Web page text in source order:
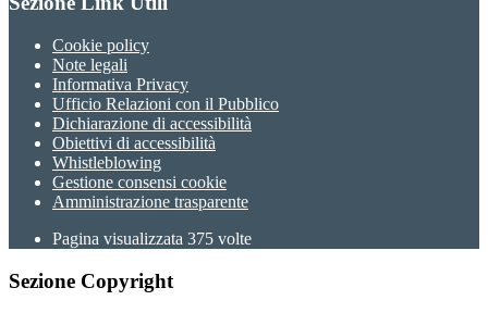
Cookie policy
Note legali
Informativa Privacy
Ufficio Relazioni con il Pubblico
Dichiarazione di accessibilità
Obiettivi di accessibilità
Whistleblowing
Gestione consensi cookie
Amministrazione trasparente
Pagina visualizzata 375 volte
Sezione Copyright